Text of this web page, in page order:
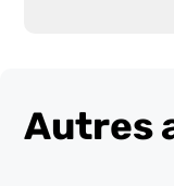
Autres